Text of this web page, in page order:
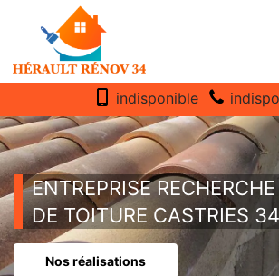
indisponible
ENTREPRISE
DE TOITURE CASTRIES
Nos réalisations